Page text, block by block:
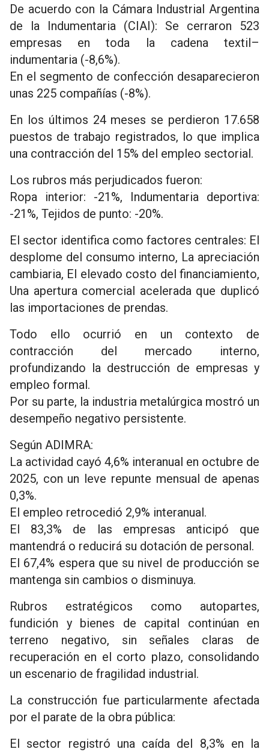
De acuerdo con la Cámara Industrial Argentina
de la Indumentaria (CIAI): Se cerraron 523
empresas en toda la cadena textil–
indumentaria (-8,6%).
En el segmento de confección desaparecieron
unas 225 compañías (-8%).
En los últimos 24 meses se perdieron 17.658
puestos de trabajo registrados, lo que implica
una contracción del 15% del empleo sectorial.
Los rubros más perjudicados fueron:
Ropa interior: -21%, Indumentaria deportiva:
-21%, Tejidos de punto: -20%.
El sector identifica como factores centrales: El
desplome del consumo interno, La apreciación
cambiaria, El elevado costo del financiamiento,
Una apertura comercial acelerada que duplicó
las importaciones de prendas.
Todo ello ocurrió en un contexto de
contracción del mercado interno,
profundizando la destrucción de empresas y
empleo formal.
Por su parte, la industria metalúrgica mostró un
desempeño negativo persistente.
Según ADIMRA:
La actividad cayó 4,6% interanual en octubre de
2025, con un leve repunte mensual de apenas
0,3%.
El empleo retrocedió 2,9% interanual.
El 83,3% de las empresas anticipó que
mantendrá o reducirá su dotación de personal.
El 67,4% espera que su nivel de producción se
mantenga sin cambios o disminuya.
Rubros estratégicos como autopartes,
fundición y bienes de capital continúan en
terreno negativo, sin señales claras de
recuperación en el corto plazo, consolidando
un escenario de fragilidad industrial.
La construcción fue particularmente afectada
por el parate de la obra pública:
El sector registró una caída del 8,3% en la